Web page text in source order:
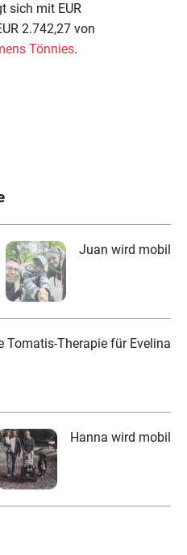
sich mit EUR
2.742,27 von
Tönnies.
Juan wird mobil
Tomatis-Therapie für Evelina
Hanna wird mobil